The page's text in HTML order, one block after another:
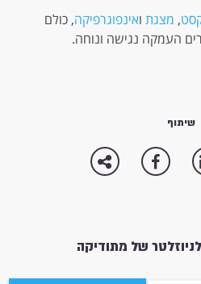
, מצגת ואינפוגרפיקה, כולם
העמקה נגישה ונוחה.
שיתוף
של מתודיקה